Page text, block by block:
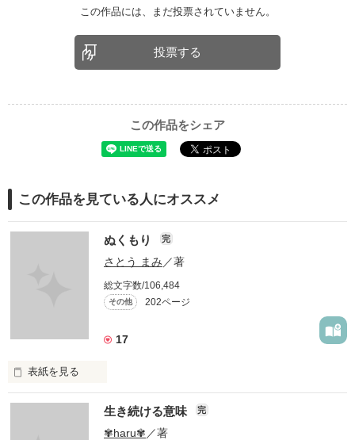
この作品には、まだ投票されていません。
投票する
この作品をシェア
この作品を見ている人にオススメ
ぬくもり 完
さとう まみ ／著
総文字数/106,484
その他 202ページ
17
表紙を見る
愛したいのに…
生き続ける意味 完
✾haru✾ ／著